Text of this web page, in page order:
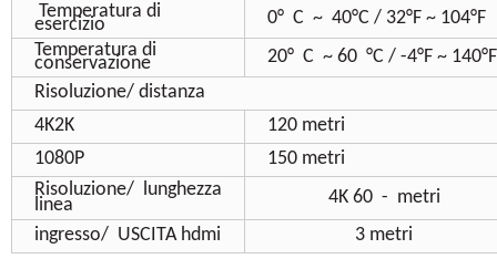
Temperatura di
esercizio 0° C ~ 40°C / 32°F ~ 104°F
Temperatura di
conservazione 20° C ~ 60 °C / -4°F ~ 140°F
Risoluzione/ distanza
4K2K
120metri
1080P
150metri
Risoluzione/ lunghezza
linea 4K 60 - metri
ingresso/ USCITA hdmi 3 metri